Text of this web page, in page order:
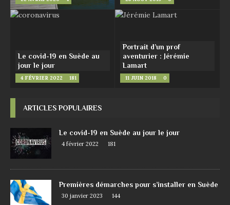
Le covid-19 en Suède au
jour le jour
4 FÉVRIER 2022 181
Portrait d’un prof
aventurier : Jérémie
Lamart
11 JUIN 2018 0
ARTICLES POPULAIRES
Le covid-19 en Suède au jour le jour
4 février 2022 181
Premières démarches pour s’installer en Suède
30 janvier 2023 144